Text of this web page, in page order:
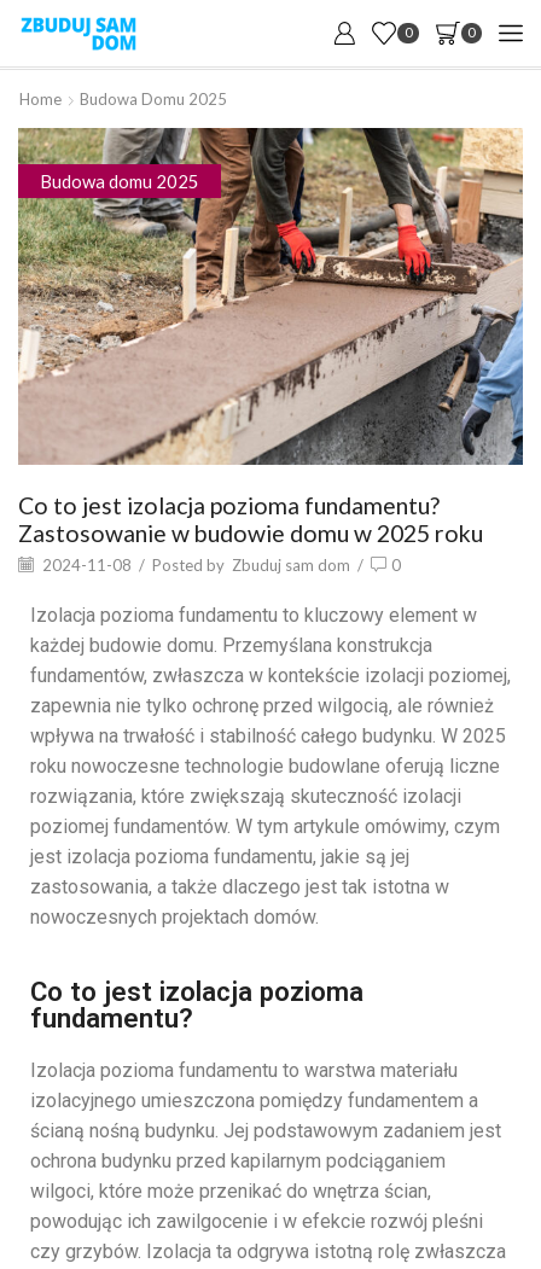
0 0
Home Budowa Domu 2025
Budowa domu 2025
Co to jest izolacja pozioma fundamentu?
Zastosowanie w budowie domu w 2025 roku
2024-11-08 / Posted by Zbuduj sam dom / 0
Izolacja pozioma fundamentu to kluczowy element w
każdej budowie domu. Przemyślana konstrukcja
fundamentów, zwłaszcza w kontekście izolacji poziomej,
zapewnia nie tylko ochronę przed wilgocią, ale również
wpływa na trwałość i stabilność całego budynku. W 2025
roku nowoczesne technologie budowlane oferują liczne
rozwiązania, które zwiększają skuteczność izolacji
poziomej fundamentów. W tym artykule omówimy, czym
jest izolacja pozioma fundamentu, jakie są jej
zastosowania, a także dlaczego jest tak istotna w
nowoczesnych projektach domów.
Co to jest izolacja pozioma
fundamentu?
Izolacja pozioma fundamentu to warstwa materiału
izolacyjnego umieszczona pomiędzy fundamentem a
ścianą nośną budynku. Jej podstawowym zadaniem jest
ochrona budynku przed kapilarnym podciąganiem
wilgoci, które może przenikać do wnętrza ścian,
powodując ich zawilgocenie i w efekcie rozwój pleśni
czy grzybów. Izolacja ta odgrywa istotną rolę zwłaszcza